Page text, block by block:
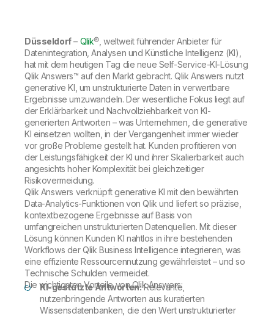
Talend
Düsseldorf– Qlik®, weltweit führender Anbieter für
Datenintegration, Analysen und Künstliche Intelligenz (KI),
hat mit dem heutigen Tag die neue Self-Service-KI-Lösung
Qlik Answers™ auf den Markt gebracht. Qlik Answers nutzt
generative KI, um unstrukturierte Daten in verwertbare
Ergebnisse umzuwandeln. Der wesentliche Fokus liegt auf
der Erklärbarkeit und Nachvollziehbarkeit von KI-
generierten Antworten – was Unternehmen, die generative
KI einsetzen wollten, in der Vergangenheit immer wieder
vor große Probleme gestellt hat. Kunden profitieren von
der Leistungsfähigkeit der KI und ihrer Skalierbarkeit auch
angesichts hoher Komplexität bei gleichzeitiger
Risikovermeidung.
Qlik Answers verknüpft generative KI mit den bewährten
Data-Analytics-Funktionen von Qlik und liefert so präzise,
kontextbezogene Ergebnisse auf Basis von
umfangreichen unstrukturierten Datenquellen. Mit dieser
Lösung können Kunden KI nahtlos in ihre bestehenden
Workflows der Qlik Business Intelligence integrieren, was
eine effiziente Ressourcennutzung gewährleistet – und so
Technische Schulden vermeidet.
Die wichtigsten Vorteile von Qlik Answers:
KI-gestützte Antworten:Relevante,
nutzenbringende Antworten aus kuratierten
Wissensdatenbanken, die den Wert unstrukturierter